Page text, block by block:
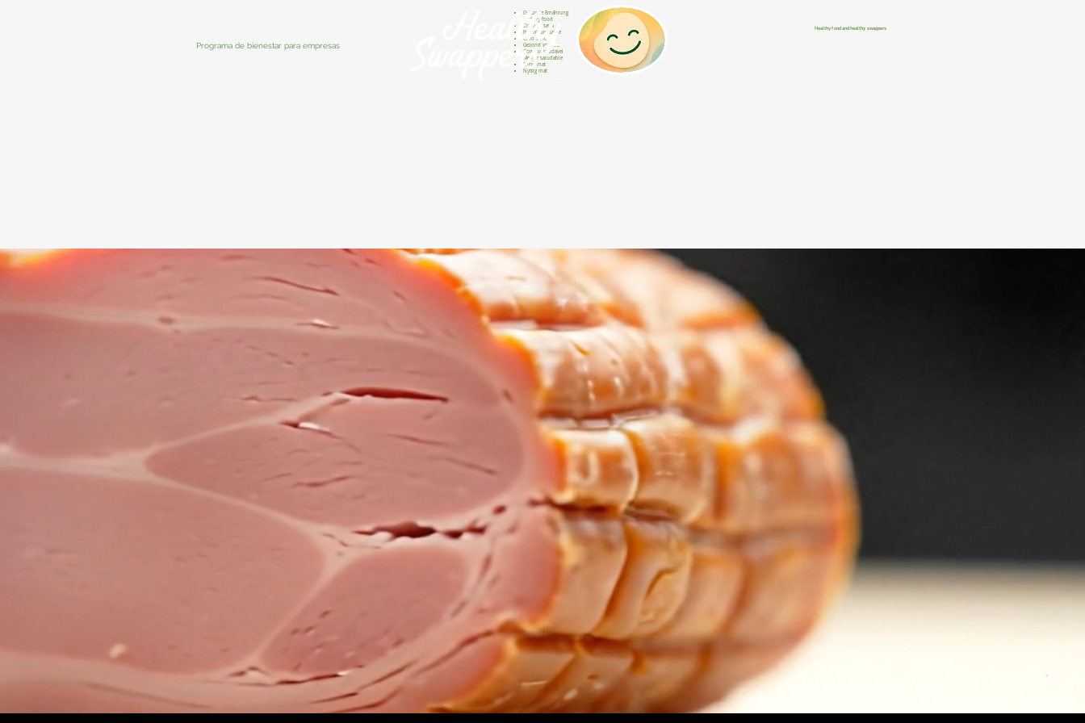
Programa de bienestar para empresas
Gesunde Ernährung
Healthy food
Comida sana
Nourriture saine
Cibo sano
Gezond voedsel
Comida saudável
Menjar saludable
Sunn mat
Nyttig mat
Healthy food and healthy swappers